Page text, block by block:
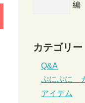
編
カテゴリー
Q&A
ぷにぷに
アイテム